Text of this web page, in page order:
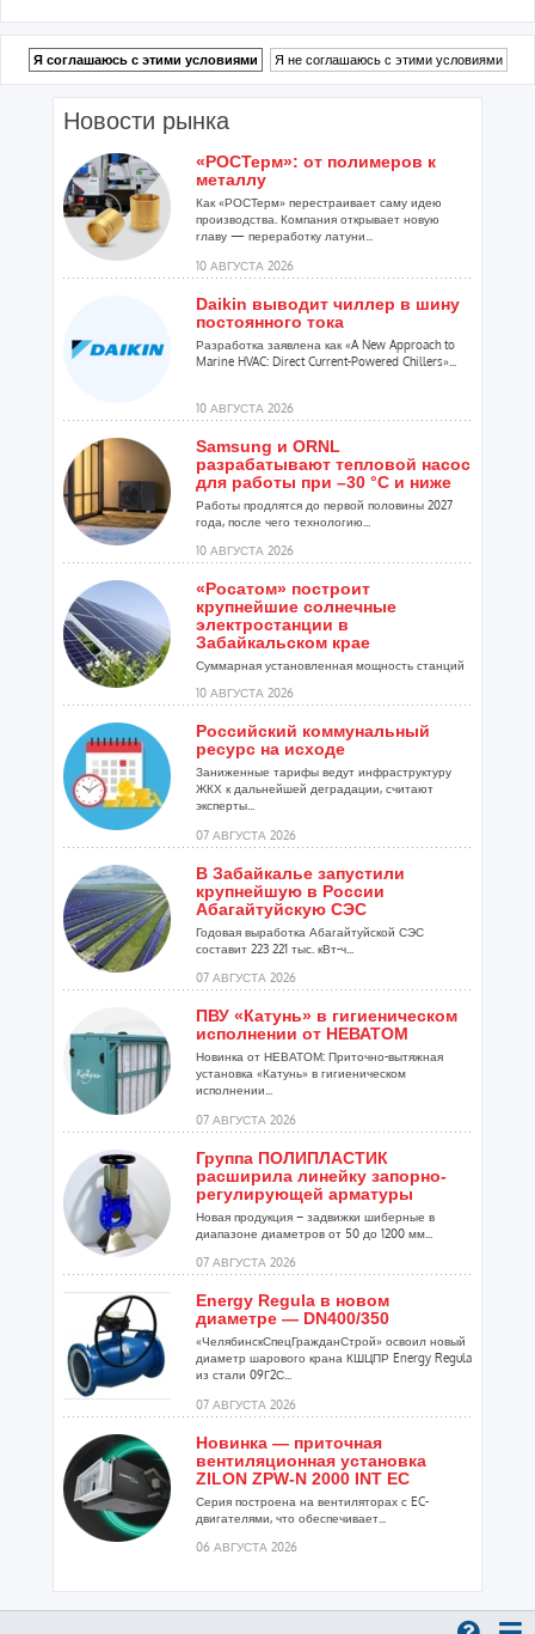
Новости рынка
«РОСТерм»: от полимеров к
металлу
Как «РОСТерм» перестраивает саму идею
производства. Компания открывает новую
главу — переработку латуни...
10 АВГУСТА 2026
Daikin выводит чиллер в шину
постоянного тока
Разработка заявлена как «A New Approach to
Marine HVAC: Direct Current-Powered Chillers»...
10 АВГУСТА 2026
Samsung и ORNL
разрабатывают тепловой насос
для работы при –30 °C и ниже
Работы продлятся до первой половины 2027
года, после чего технологию...
10 АВГУСТА 2026
«Росатом» построит
крупнейшие солнечные
электростанции в
Забайкальском крае
Суммарная установленная мощность станций
10 АВГУСТА 2026
Российский коммунальный
ресурс на исходе
Заниженные тарифы ведут инфраструктуру
ЖКХ к дальнейшей деградации, считают
эксперты...
07 АВГУСТА 2026
В Забайкалье запустили
крупнейшую в России
Абагайтуйскую СЭС
Годовая выработка Абагайтуйской СЭС
составит 223 221 тыс. кВт-ч...
07 АВГУСТА 2026
ПВУ «Катунь» в гигиеническом
исполнении от НЕВАТОМ
Новинка от НЕВАТОМ: Приточно-вытяжная
установка «Катунь» в гигиеническом
исполнении...
07 АВГУСТА 2026
Группа ПОЛИПЛАСТИК
расширила линейку запорно-
регулирующей арматуры
Новая продукция – задвижки шиберные в
диапазоне диаметров от 50 до 1200 мм...
07 АВГУСТА 2026
Energy Regula в новом
диаметре — DN400/350
«ЧелябинскСпецГражданСтрой» освоил новый
диаметр шарового крана КШЦПР Energy Regula
из стали 09Г2С...
07 АВГУСТА 2026
Новинка — приточная
вентиляционная установка
ZILON ZPW-N 2000 INT EC
Серия построена на вентиляторах с EC-
двигателями, что обеспечивает...
06 АВГУСТА 2026